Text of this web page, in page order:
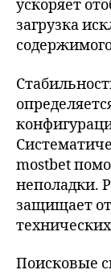
ускоряет
загрузка
mostbet
неполадки.
защищает
Поисковые